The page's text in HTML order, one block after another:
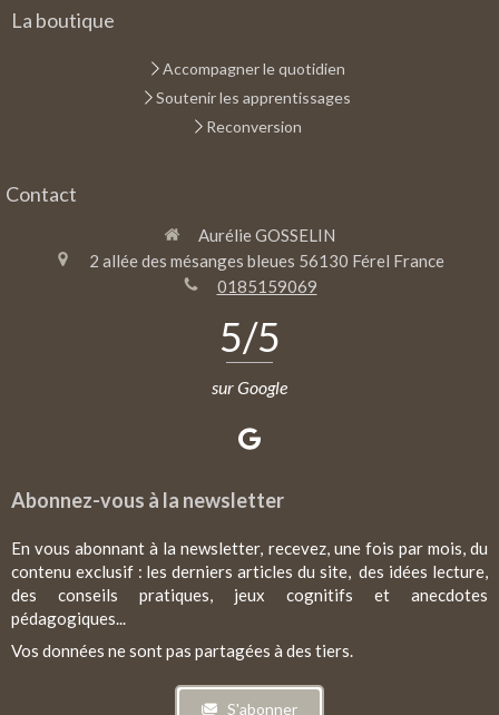
La boutique
Accompagner le quotidien
Soutenir les apprentissages
Reconversion
Contact
Aurélie GOSSELIN
2 allée des mésanges bleues 56130 Férel France
0185159069
5/5
sur Google
Abonnez-vous à la newsletter
En vous abonnant à la newsletter, recevez, une fois par mois, du
contenu exclusif : les derniers articles du site, des idées lecture,
des conseils pratiques, jeux cognitifs et anecdotes
pédagogiques...
Vos données ne sont pas partagées à des tiers.
S'abonner